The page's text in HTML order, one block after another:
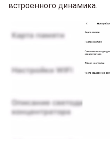
встроенного динамика.